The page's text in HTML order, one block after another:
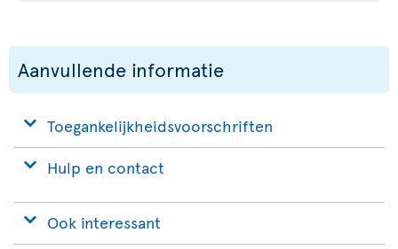
Aanvullende informatie
Toegankelijkheidsvoorschriften
Hulp en contact
Ook interessant